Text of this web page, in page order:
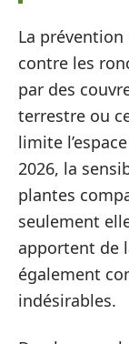
La
contre les
par des
terrestre ou
limite
2026, la
plantes
seulement
apportent de
également
indésirables.